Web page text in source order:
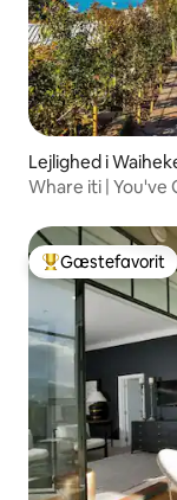
Lejlighed i
Whare iti | You've
Bedste
Gæstefavorit